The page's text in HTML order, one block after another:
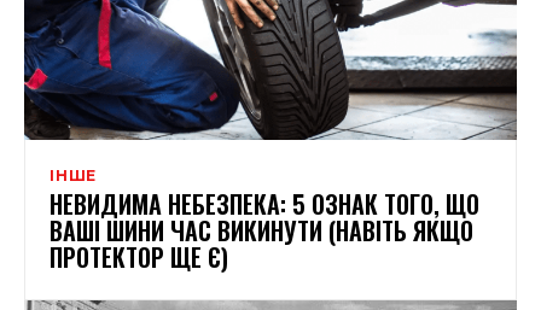
ІНШЕ
НЕВИДИМА НЕБЕЗПЕКА: 5 ОЗНАК ТОГО, ЩО
ВАШІ ШИНИ ЧАС ВИКИНУТИ (НАВІТЬ ЯКЩО
ПРОТЕКТОР ЩЕ Є)